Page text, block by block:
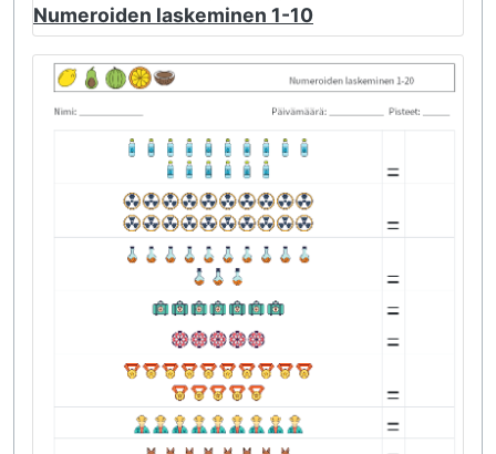
Numeroiden laskeminen 1-10